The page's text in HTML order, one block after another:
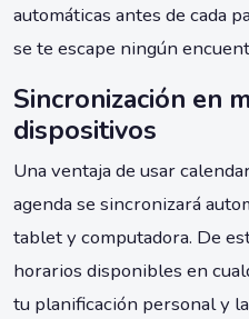
automáticas antes de cada
se te escape ningún
Sincronización en
dispositivos
Una ventaja de usar
agenda se sincronizará
tablet y computadora. De
horarios disponibles en
tu planificación personal y